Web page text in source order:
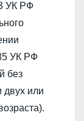
УК РФ
УК РФ
без
двух или